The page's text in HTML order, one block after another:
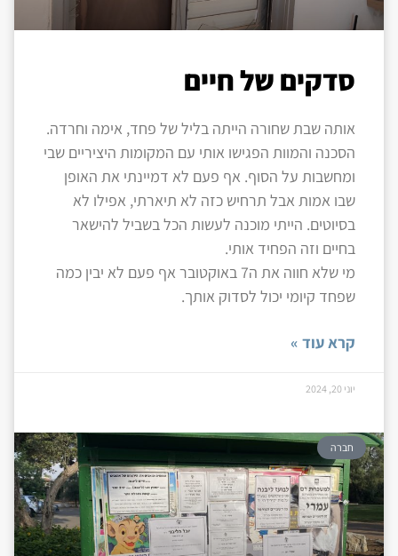
סדקים של חיים
אותה שבת שחורה הייתה בליל של פחד, אימה וחרדה.
הסכנה והמוות הפגישו אותי עם המקומות היציריים שבי
ומחשבות על הסוף. אף פעם לא דמיינתי את האופן
שבו אמות אבל תרחיש כזה לא תיארתי, אפילו לא
בסיוטים. הייתי מוכנה לעשות הכל בשביל להישאר
בחיים וזה הפחיד אותי.
מי שלא חווה את ה7 באוקטובר אף פעם לא יבין כמה
שפחד קיומי יכול לסדוק אותך.
קרא עוד »
יוני 20, 2024
חברה